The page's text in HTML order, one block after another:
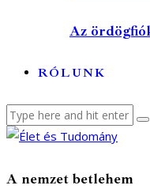
Az
RÓLUNK
A nemzet betlehem